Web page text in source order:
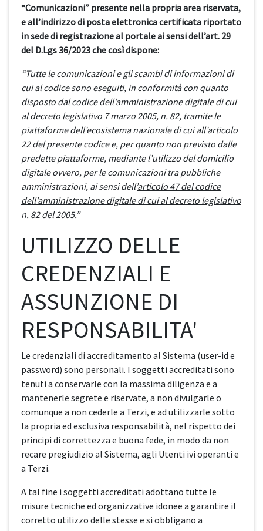
“Comunicazioni” presente nella propria area riservata,
e all’indirizzo di posta elettronica certificata riportato
in sede di registrazione al portale ai sensi dell’art. 29
del D.Lgs 36/2023 che così dispone:
“Tutte le comunicazioni e gli scambi di informazioni di
cui al codice sono eseguiti, in conformità con quanto
disposto dal codice dell’amministrazione digitale di cui
aldecreto legislativo 7 marzo 2005, n. 82, tramite le
piattaforme dell’ecosistema nazionale di cui all’articolo
22 del presente codice e, per quanto non previsto dalle
predette piattaforme, mediante l’utilizzo del domicilio
digitale ovvero, per le comunicazioni tra pubbliche
amministrazioni, ai sensi dell’articolo 47 del codice
dell’amministrazione digitale di cui al decreto legislativo
n. 82 del 2005.”
UTILIZZO DELLE
CREDENZIALI E
ASSUNZIONE DI
RESPONSABILITA'
Le credenziali di accreditamento al Sistema (user-id e
password) sono personali. I soggetti accreditati sono
tenuti a conservarle con la massima diligenza e a
mantenerle segrete e riservate, a non divulgarle o
comunque a non cederle a Terzi, e ad utilizzarle sotto
la propria ed esclusiva responsabilità, nel rispetto dei
principi di correttezza e buona fede, in modo da non
recare pregiudizio al Sistema, agli Utenti ivi operanti e
a Terzi.
A tal fine i soggetti accreditati adottano tutte le
misure tecniche ed organizzative idonee a garantire il
corretto utilizzo delle stesse e si obbligano a